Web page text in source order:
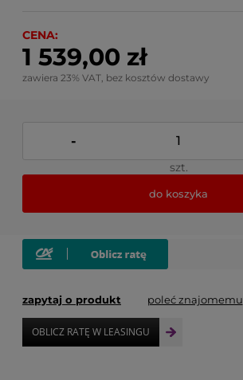
CENA:
1 539,00 zł
zawiera 23% VAT, bez kosztów dostawy
-
szt.
do koszyka
zapytaj o produkt poleć znajomemu